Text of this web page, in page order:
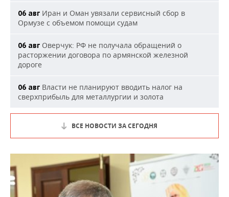
06 авг Иран и Оман увязали сервисный сбор в
Ормузе с объемом помощи судам
06 авг Оверчук: РФ не получала обращений о
расторжении договора по армянской железной
дороге
06 авг Власти не планируют вводить налог на
сверхприбыль для металлургии и золота
ВСЕ НОВОСТИ ЗА СЕГОДНЯ